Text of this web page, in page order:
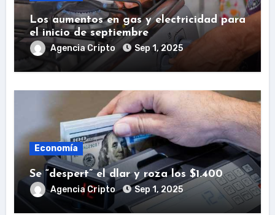
Los aumentos en gas y electricidad para
el inicio de septiembre
Agencia Cripto Sep 1, 2025
Economía
Se “despert” el dlar y roza los $1.400
Agencia Cripto Sep 1, 2025